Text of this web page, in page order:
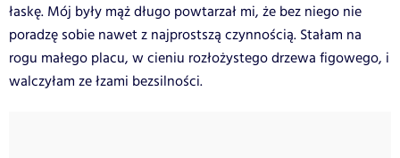
łaskę. Mój były mąż długo powtarzał mi, że bez niego nie
poradzę sobie nawet z najprostszą czynnością. Stałam na
rogu małego placu, w cieniu rozłożystego drzewa figowego, i
walczyłam ze łzami bezsilności.